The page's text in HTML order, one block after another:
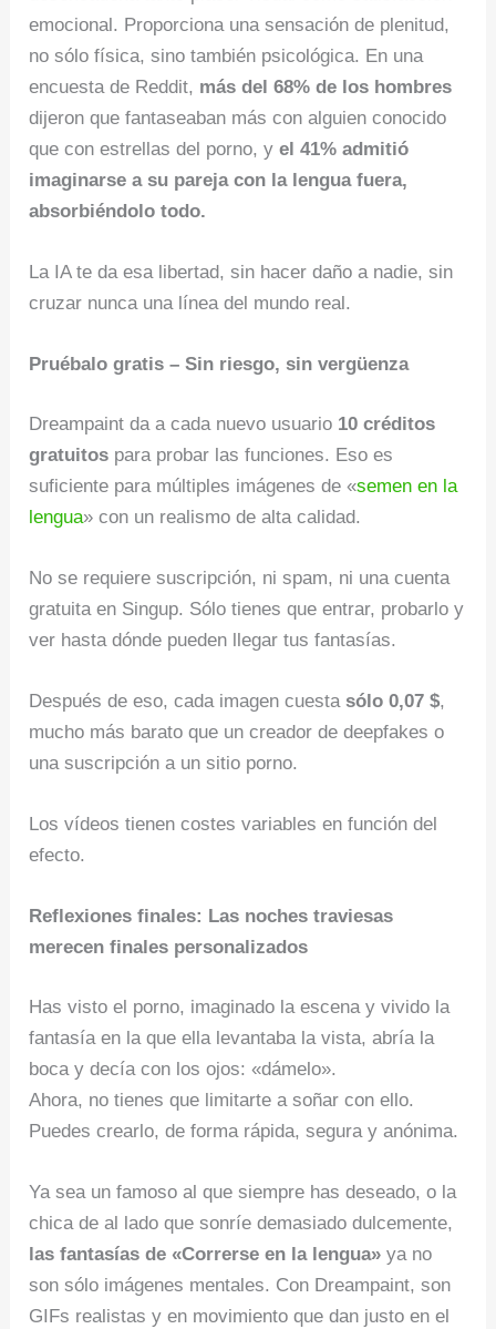
emocional. Proporciona una sensación de plenitud,
no sólo física, sino también psicológica. En una
encuesta de Reddit, más del 68% de los hombres
dijeron que fantaseaban más con alguien conocido
que con estrellas del porno, yel 41% admitió
imaginarse a su pareja con la lengua fuera,
absorbiéndolo todo.
La IA te da esa libertad, sin hacer daño a nadie, sin
cruzar nunca una línea del mundo real.
Pruébalo gratis – Sin riesgo, sin vergüenza
Dreampaint da a cada nuevo usuario 10 créditos
gratuitos para probar las funciones. Eso es
suficiente para múltiples imágenes de «semen en la
lengua» con un realismo de alta calidad.
No se requiere suscripción, ni spam, ni una cuenta
gratuita en Singup. Sólo tienes que entrar, probarlo y
ver hasta dónde pueden llegar tus fantasías.
Después de eso, cada imagen cuestasólo 0,07 $,
mucho más barato que un creador de deepfakes o
una suscripción a un sitio porno.
Los vídeos tienen costes variables en función del
efecto.
Reflexiones finales: Las noches traviesas
merecen finales personalizados
Has visto el porno, imaginado la escena y vivido la
fantasía en la que ella levantaba la vista, abría la
boca y decía con los ojos: «dámelo».
Ahora, no tienes que limitarte a soñar con ello.
Puedes crearlo, de forma rápida, segura y anónima.
Ya sea un famoso al que siempre has deseado, o la
chica de al lado que sonríe demasiado dulcemente,
las fantasías de «Correrse en la lengua» ya no
son sólo imágenes mentales. Con Dreampaint, son
GIFs realistas y en movimiento que dan justo en el